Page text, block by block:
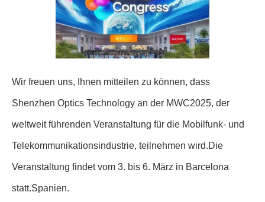
Wir freuen uns, Ihnen mitteilen zu können, dass
Shenzhen Optics Technology an der MWC2025, der
weltweit führenden Veranstaltung für die Mobilfunk- und
Telekommunikationsindustrie, teilnehmen wird.Die
Veranstaltung findet vom 3. bis 6. März in Barcelona
statt.Spanien.